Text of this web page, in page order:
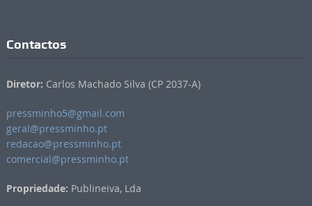
Contactos
Diretor: Carlos Machado Silva (CP 2037-A)
pressminho5@gmail.com
geral@pressminho.pt
redacao@pressminho.pt
comercial@pressminho.pt
Propriedade: Publineiva, Lda